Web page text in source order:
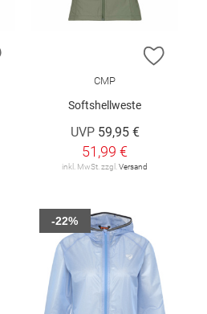
ZUR WUNSCHLISTE HINZUFÜGEN
ZUR
CMP
Softshellweste
UVP 59,95 €
51,99 €
inkl. MwSt. zzgl. Versand
-22%